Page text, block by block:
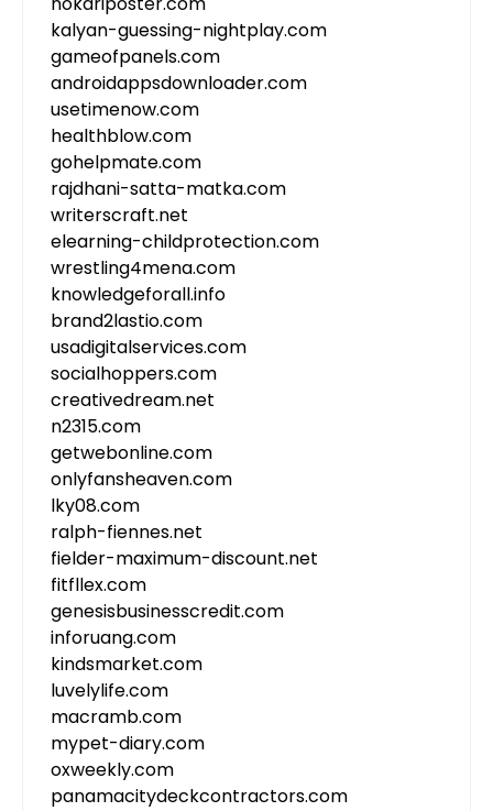
kalyan-guessing-nightplay.com
gameofpanels.com
androidappsdownloader.com
usetimenow.com
healthblow.com
gohelpmate.com
rajdhani-satta-matka.com
writerscraft.net
elearning-childprotection.com
wrestling4mena.com
knowledgeforall.info
brand2lastio.com
usadigitalservices.com
socialhoppers.com
creativedream.net
n2315.com
getwebonline.com
onlyfansheaven.com
lky08.com
ralph-fiennes.net
fielder-maximum-discount.net
fitfllex.com
genesisbusinesscredit.com
inforuang.com
kindsmarket.com
luvelylife.com
macramb.com
mypet-diary.com
oxweekly.com
panamacitydeckcontractors.com